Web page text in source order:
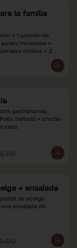
la familia
+ 1 porción de
franceses +
criollos + 2
están expresados en
gastronomía,
Saltado + chicha
casa.
+ ensalada
de acelga
ensalada de